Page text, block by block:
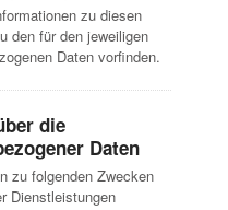
zu diesen
den für den jeweiligen
Daten vorfinden.
die
Daten
zu folgenden Zwecken
Dienstleistungen